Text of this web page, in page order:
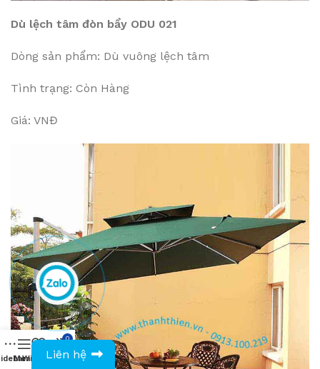
Dù lệch tâm đòn bẩy ODU 021
Dòng sản phẩm: Dù vuông lệch tâm
Tình trạng: Còn Hàng
Giá: VNĐ
MenuWishlistCompare
0
Cart
Liên hệ
0943594386